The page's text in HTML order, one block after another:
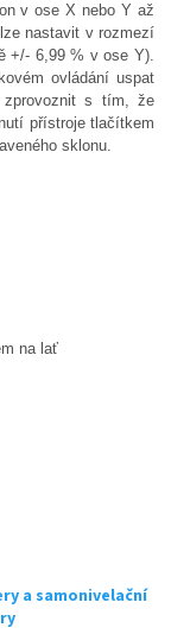
v ose X nebo Y až
nastavit v rozmezí
+/- 6,99 % v ose Y).
ovládání uspat
s tím, že
přístroje tlačítkem
sklonu.
na lať
a samonivelační